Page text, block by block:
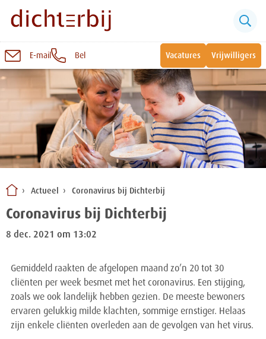
Naar
inhoud
E-mail Bel Vacatures Vrijwilligers
Actueel Coronavirus bij Dichterbij
Coronavirus bij Dichterbij
8 dec. 2021 om 13:02
Gemiddeld raakten de afgelopen maand zo’n 20 tot 30
cliënten per week besmet met het coronavirus. Een stijging,
zoals we ook landelijk hebben gezien. De meeste bewoners
ervaren gelukkig milde klachten, sommige ernstiger. Helaas
zijn enkele cliënten overleden aan de gevolgen van het virus.
Sluiten
Snel naar:
Wonen bij Dichterbij
Vrije dagbestedingsplekken